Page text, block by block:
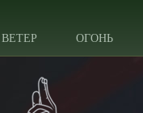
ВЕТЕР ОГОНЬ